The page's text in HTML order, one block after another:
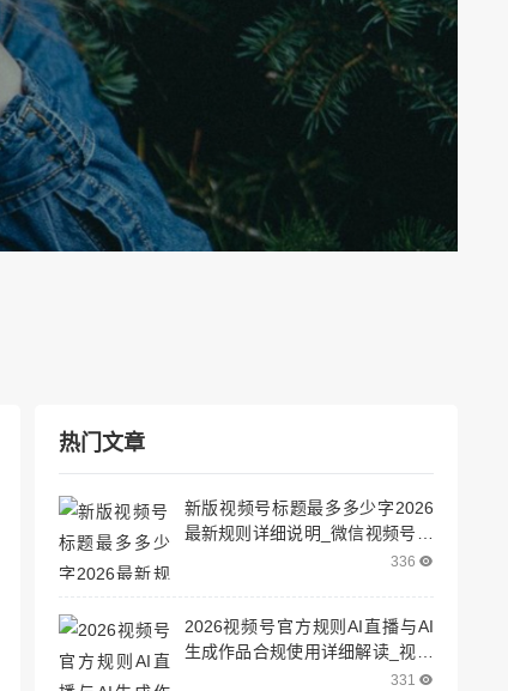
热门文章
新版视频号标题最多多少字2026
最新规则详细说明_微信视频号标
336
2026视频号官方规则AI直播与AI
生成作品合规使用详细解读_视频
331